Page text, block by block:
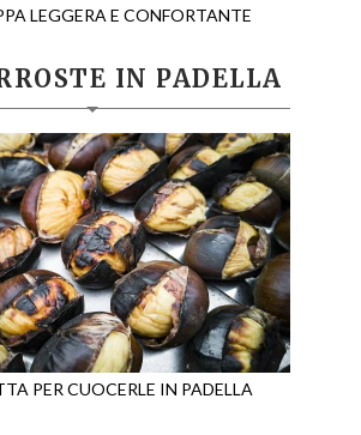
LEGGERA E CONFORTANTE
IN PADELLA
PER CUOCERLE IN PADELLA